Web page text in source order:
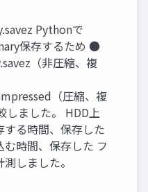
Pythonで
保存するため ●
（非圧縮、複
（圧縮、複
しました。 HDD上
する時間、保存した
時間、保存した フ
しました。